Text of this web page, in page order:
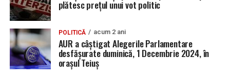
plătesc prețul unui vot politic
POLITICĂ acum 2 ani
AUR a câștigat Alegerile Parlamentare
desfășurate duminică, 1 Decembrie 2024, în
orașul Teiuș